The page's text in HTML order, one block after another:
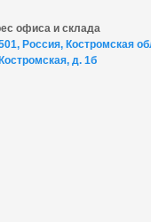
офиса и склада
Россия, Костромская
д. 1б